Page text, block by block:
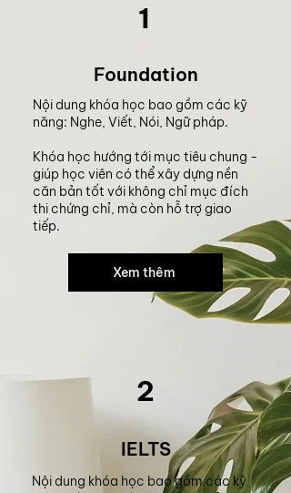
1
​Foundation
Nội dung khóa học bao gồm các kỹ
năng: Nghe, Viết, Nói, Ngữ pháp.
Khóa học hướng tới mục tiêu chung -
giúp học viên có thể xây dựng nền
căn bản tốt với không chỉ mục đích
thi chứng chỉ, mà còn hỗ trợ giao
tiếp.
Xem thêm
2
IELTS
Nội dung khóa học bao gồm các kỹ